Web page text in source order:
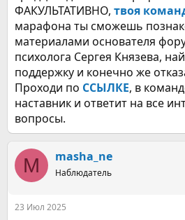
ФАКУЛЬТАТИВНО, твоя
марафона ты сможешь
материалами основателя
психолога Сергея Князева,
поддержку и конечно же
Проходи по ССЫЛКЕ, в
наставник и ответит на все
вопросы.
M masha_ne
Наблюдатель
23 Июл 2025